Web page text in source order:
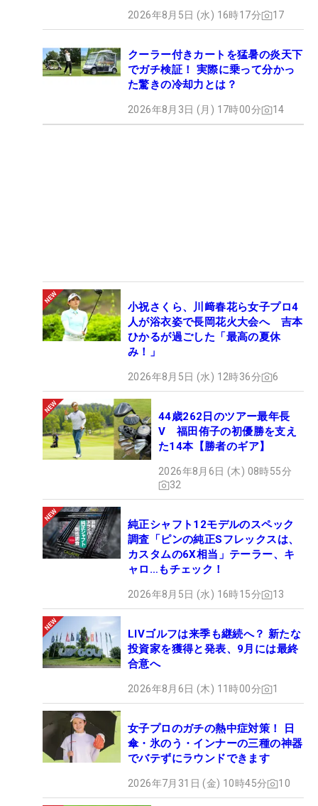
2026年8月5日 (水) 16時17分 17
クーラー付きカートを猛暑の炎天下
でガチ検証！ 実際に乗って分かっ
た驚きの冷却力とは？
2026年8月3日 (月) 17時00分 14
小祝さくら、川﨑春花ら女子プロ4
人が浴衣姿で長岡花火大会へ 吉本
ひかるが過ごした「最高の夏休
み！」
2026年8月5日 (水) 12時36分 6
44歳262日のツアー最年長
V 福田侑子の初優勝を支え
た14本【勝者のギア】
2026年8月6日 (木) 08時55分
32
純正シャフト12モデルのスペック
調査「ピンの純正Sフレックスは、
カスタムの6X相当」テーラー、キ
ャロ…もチェック！
2026年8月5日 (水) 16時15分 13
LIVゴルフは来季も継続へ？ 新たな
投資家を獲得と発表、9月には最終
合意へ
2026年8月6日 (木) 11時00分 1
女子プロのガチの熱中症対策！ 日
傘・氷のう・インナーの三種の神器
でバテずにラウンドできます
2026年7月31日 (金) 10時45分 10